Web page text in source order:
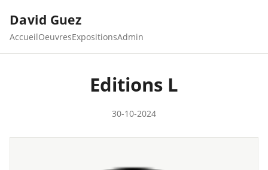
David Guez
AccueilOeuvresExpositionsAdmin
Editions L
30-10-2024